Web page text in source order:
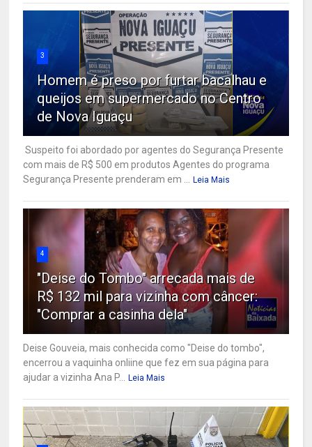
3
Homem é preso por furtar bacalhau e
queijos em supermercado no Centro
de Nova Iguaçu
Suspeito foi abordado por agentes do Segurança Presente
com mais de R$ 500 em produtos Agentes do programa
Segurança Presente prenderam em ...
Leia Mais
4
"Deise do Tombo" arrecada mais de
R$ 132 mil para vizinha com câncer:
"Comprar a casinha dela"
Deise Gouveia, mais conhecida como "Deise do tombo",
encerrou a vaquinha onliine que fez em sua página para
ajudar a vizinha Ana P...
Leia Mais